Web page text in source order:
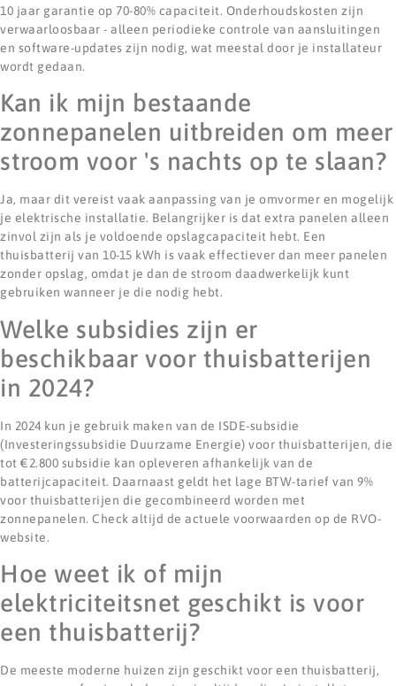
10 jaar garantie op 70-80% capaciteit. Onderhoudskosten zijn
verwaarloosbaar - alleen periodieke controle van aansluitingen
en software-updates zijn nodig, wat meestal door je installateur
wordt gedaan.
Kan ik mijn bestaande
zonnepanelen uitbreiden om meer
stroom voor 's nachts op te slaan?
Ja, maar dit vereist vaak aanpassing van je omvormer en mogelijk
je elektrische installatie. Belangrijker is dat extra panelen alleen
zinvol zijn als je voldoende opslagcapaciteit hebt. Een
thuisbatterij van 10-15 kWh is vaak effectiever dan meer panelen
zonder opslag, omdat je dan de stroom daadwerkelijk kunt
gebruiken wanneer je die nodig hebt.
Welke subsidies zijn er
beschikbaar voor thuisbatterijen
in 2024?
In 2024 kun je gebruik maken van de ISDE-subsidie
(Investeringssubsidie Duurzame Energie) voor thuisbatterijen, die
tot €2.800 subsidie kan opleveren afhankelijk van de
batterijcapaciteit. Daarnaast geldt het lage BTW-tarief van 9%
voor thuisbatterijen die gecombineerd worden met
zonnepanelen. Check altijd de actuele voorwaarden op de RVO-
website.
Hoe weet ik of mijn
elektriciteitsnet geschikt is voor
een thuisbatterij?
De meeste moderne huizen zijn geschikt voor een thuisbatterij,